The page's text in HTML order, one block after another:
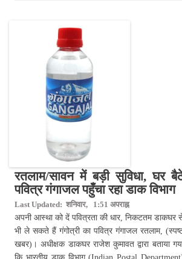
रतलाम/सावन में बड़ी सुविधा, घर
पवित्र गंगाजल पहुँचा रहा डाक विभाग
Last Updated: शनिवार, 1:51 अपराह्न
अपनी आस्था को दें पवित्रता की धार, निकटतम डाकघर
भी ले सकते हैं गंगोत्री का पवित्र गंगाजल रतलाम,
खबर)। अधीक्षक डाकघर राजेश कुमावत द्वारा बताया